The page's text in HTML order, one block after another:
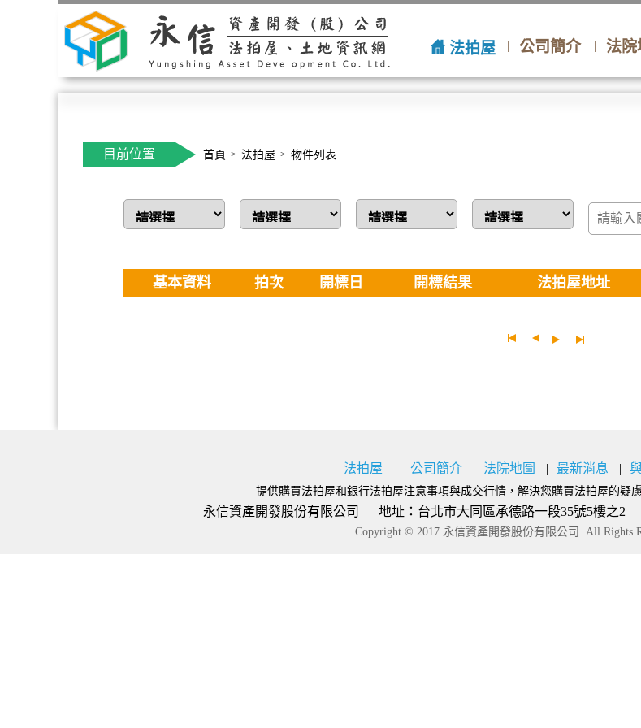
法拍屋 公司簡介 法院
目前位置 首頁 法拍屋 物件列表
基本資料 拍次 開標日 開標結果 法拍屋地址
法拍屋 公司簡介 法院地圖 最新消息
提供購買法拍屋和銀行法拍屋注意事項與成交行情，解決您購買法拍屋的疑
永信資產開發股份有限公司 地址：台北市大同區承德路一段35號5樓之2
Copyright © 2017 永信資產開發股份有限公司. All Rights